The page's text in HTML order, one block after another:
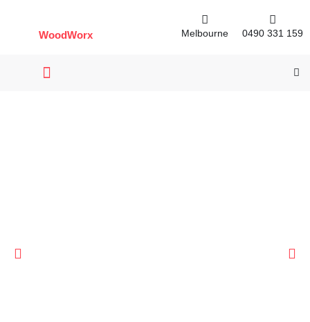
WoodWorx Melbourne 0490 331 159